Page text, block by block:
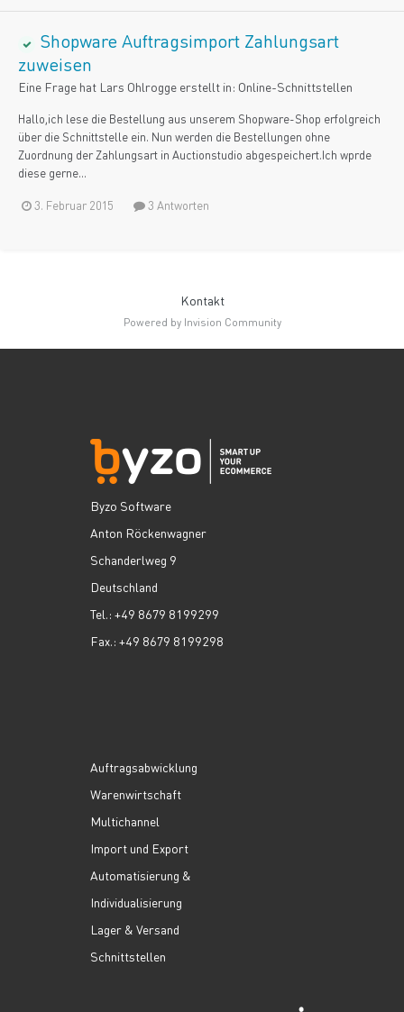
Shopware Auftragsimport Zahlungsart
zuweisen
Eine Frage hat Lars Ohlrogge erstellt in: Online-Schnittstellen
Hallo,ich lese die Bestellung aus unserem Shopware-Shop erfolgreich
über die Schnittstelle ein. Nun werden die Bestellungen ohne
Zuordnung der Zahlungsart in Auctionstudio abgespeichert.Ich wprde
diese gerne...
3. Februar 2015 3 Antworten
Kontakt
Powered by Invision Community
Byzo Software
Anton Röckenwagner
Schanderlweg 9
Deutschland
Tel.: +49 8679 8199299
Fax.: +49 8679 8199298
Auftragsabwicklung
Warenwirtschaft
Multichannel
Import und Export
Automatisierung &
Individualisierung
Lager & Versand
Schnittstellen